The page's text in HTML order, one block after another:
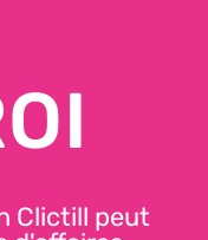
CAISSE
CE QUE
Clictill peut